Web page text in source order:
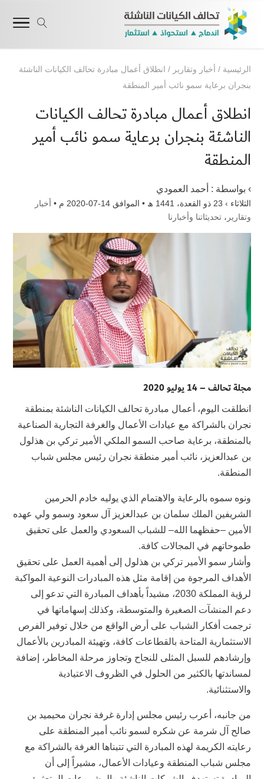
الرئيسية / أخبار وتقارير / انطلاق أعمال مبادرة تحالف الكيانات الناشئة
بنجران برعاية سمو نائب أمير المنطقة
انطلاق أعمال مبادرة تحالف الكيانات
الناشئة بنجران برعاية سمو نائب أمير
المنطقة
› بواسطة : أحمد العمودي
الثلاثاء › 23 ذو القعدة، 1441 ھ • الموافق 14-07-2020 م •
أخبار
وتقارير ، تحديثاتنا وأخبارنا
مجلة تحالف – 14 يوليو 2020
انطلقت اليوم، أعمال مبادرة تحالف الكيانات الناشئة بمنطقة
نجران بالشراكة مع عيادات الأعمال والغرفة التجارية الصناعية
بالمنطقة، برعاية صاحب السمو الملكي الأمير تركي بن هذلول
بن عبدالعزيز، نائب أمير منطقة نجران رئيس مجلس شباب
المنطقة.
ونوه سموه بالرعاية والاهتمام الذي يوليه خادم الحرمين
الشريفين الملك سلمان بن عبدالعزيز آل سعود وسمو ولي عهده
الأمين –حفظهما الله– للشباب السعودي والعمل على تحقيق
طموحاتهم في المجالات كافة.
وأشار سمو الأمير تركي بن هذلول إلى أهمية العمل على تحقيق
الأهداف المرجوة من إقامة مثل هذه المبادرات النوعية المواكبة
لرؤية المملكة 2030، مشيداً بأهداف المبادرة التي تدعو إلى
دعم المنشآت الصغيرة والمتوسطة، وكذلك إسهاماتها في
ترجمت أفكار الشباب على أرض الواقع من خلال توفير الفرص
الاستثمارية المتاحة بالقطاعات كافة، وتهيئة المبادرين بالأعمال
وإرشادهم للسبل المثلى للنجاح وتجاوز مرحلة المخاطر، إضافة
لمساندتها بالكثير من الحلول في الظروف الاعتيادية
والاستثنائية.
من جانبه، أعرب رئيس مجلس إدارة غرفة نجران محيميد بن
صالح آل شرمة عن شكره لسمو نائب أمير المنطقة على
رعايته الكريمة لهذه المبادرة التي تتبناها الغرفة بالشراكة مع
مجلس شباب المنطقة وعيادات الأعمال، مشيراً إلى أن